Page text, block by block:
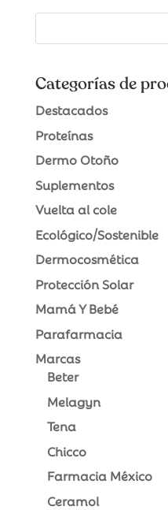
Categorías de
Destacados
Proteínas
Dermo Otoño
Suplementos
Vuelta al cole
Ecológico/Sostenible
Dermocosmética
Protección Solar
Mamá Y Bebé
Parafarmacia
Marcas
Beter
Melagyn
Tena
Chicco
Farmacia México
Ceramol